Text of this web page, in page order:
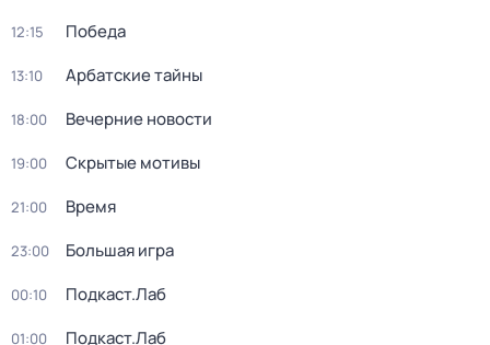
12:15 Победа
13:10 Арбатские тайны
18:00 Вечерние новости
19:00 Скрытые мотивы
21:00 Время
23:00 Большая игра
00:10 Подкаст.Лаб
01:00 Подкаст.Лаб